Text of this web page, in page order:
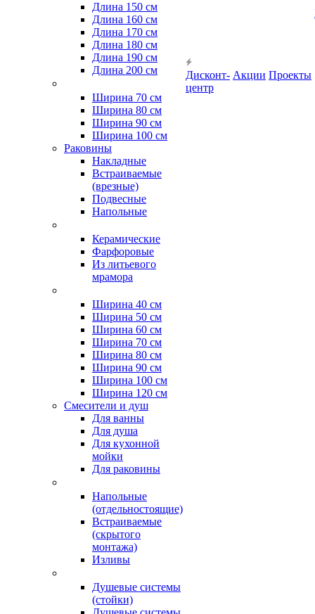
Длина 150 см
Длина 160 см
Длина 170 см
Длина 180 см
Длина 190 см
Длина 200 см
Ширина 70 см
Ширина 80 см
Ширина 90 см
Ширина 100 см
Раковины
Накладные
Встраиваемые
(врезные)
Подвесные
Напольные
Керамические
Фарфоровые
Из литьевого
мрамора
Ширина 40 см
Ширина 50 см
Ширина 60 см
Ширина 70 см
Ширина 80 см
Ширина 90 см
Ширина 100 см
Ширина 120 см
Смесители и душ
Для ванны
Для душа
Для кухонной
мойки
Для раковины
Напольные
(отдельностоящие)
Встраиваемые
(скрытого
монтажа)
Изливы
Душевые системы
(стойки)
Дисконт-
центр
Акции Проекты